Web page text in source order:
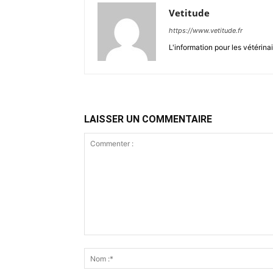
Vetitude
https://www.vetitude.fr
L'information pour les
LAISSER UN COMMENTAIRE